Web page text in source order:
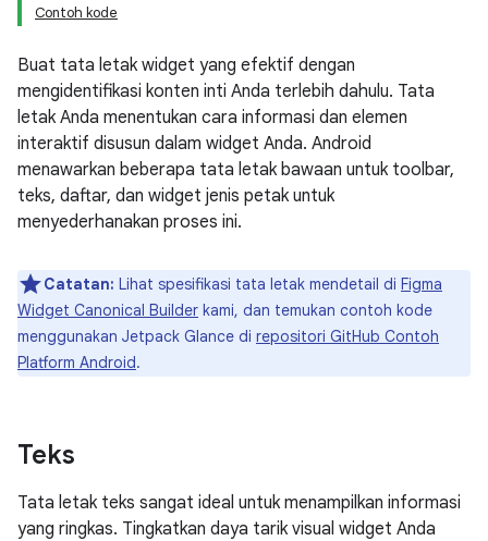
Contoh kode
Buat tata letak widget yang efektif dengan
mengidentifikasi konten inti Anda terlebih dahulu. Tata
letak Anda menentukan cara informasi dan elemen
interaktif disusun dalam widget Anda. Android
menawarkan beberapa tata letak bawaan untuk toolbar,
teks, daftar, dan widget jenis petak untuk
menyederhanakan proses ini.
Catatan: Lihat spesifikasi tata letak mendetail di Figma
Widget Canonical Builder kami, dan temukan contoh kode
menggunakan Jetpack Glance di repositori GitHub Contoh
Platform Android.
Teks
Tata letak teks sangat ideal untuk menampilkan informasi
yang ringkas. Tingkatkan daya tarik visual widget Anda